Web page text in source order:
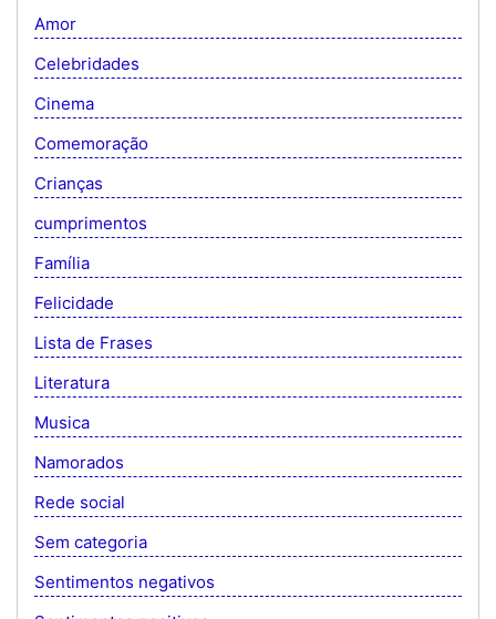
Amor
Celebridades
Cinema
Comemoração
Crianças
cumprimentos
Família
Felicidade
Lista de Frases
Literatura
Musica
Namorados
Rede social
Sem categoria
Sentimentos negativos